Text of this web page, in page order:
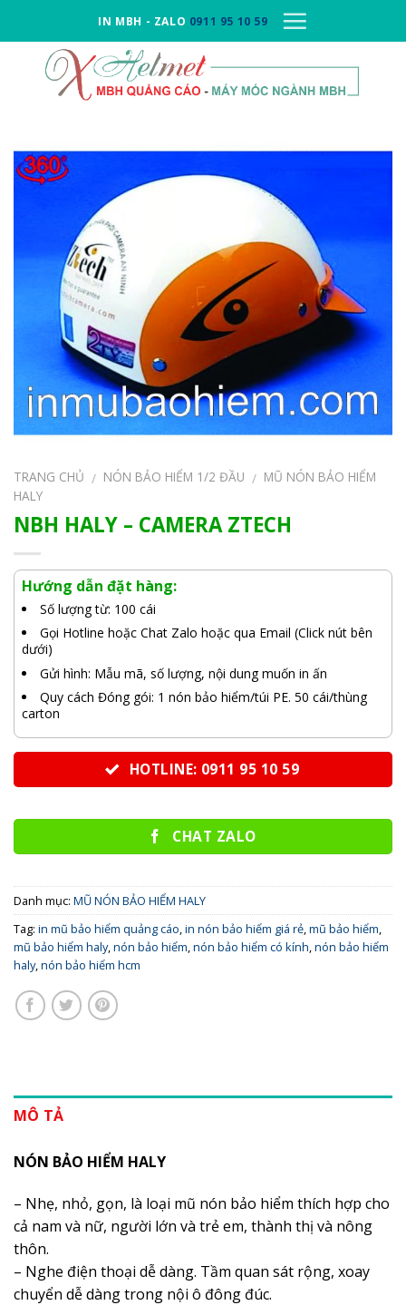
content
IN MBH - ZALO 0911 95 10 59
TRANG CHỦ / NÓN BẢO HIỂM 1/2 ĐẦU / MŨ NÓN BẢO HIỂM
HALY
NBH HALY – CAMERA ZTECH
Hướng dẫn đặt hàng:
Số lượng từ: 100 cái
Gọi Hotline hoặc Chat Zalo hoặc qua Email (Click nút bên
dưới)
Gửi hình: Mẫu mã, số lượng, nội dung muốn in ấn
Quy cách Đóng gói: 1 nón bảo hiểm/túi PE. 50 cái/thùng
carton
HOTLINE: 0911 95 10 59
CHAT ZALO
Danh mục: MŨ NÓN BẢO HIỂM HALY
Tag: in mũ bảo hiểm quảng cáo,in nón bảo hiểm giá rẻ,mũ bảo hiểm,
mũ bảo hiểm haly,nón bảo hiểm,nón bảo hiểm có kính,nón bảo hiểm
haly,nón bảo hiểm hcm
MÔ TẢ
NÓN BẢO HIỂM HALY
– Nhẹ, nhỏ, gọn, là loại mũ nón bảo hiểm thích hợp cho
cả nam và nữ, người lớn và trẻ em, thành thị và nông
thôn.
– Nghe điện thoại dễ dàng. Tầm quan sát rộng, xoay
chuyển dễ dàng trong nội ô đông đúc.